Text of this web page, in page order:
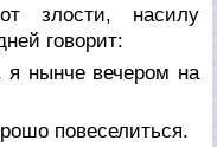
злости, насилу
говорит:
нынче вечером на
повеселиться.